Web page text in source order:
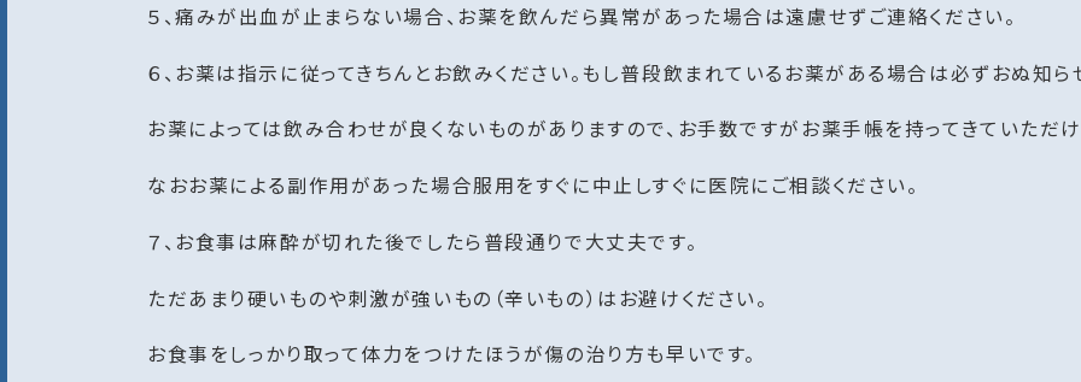
５、痛みが出血が止まらない場合、お薬を飲んだら異常があった場合は遠慮せずご連絡ください。
６、お薬は指示に従ってきちんとお飲みください。もし普段飲まれているお薬がある場合は必ずおぬ知ら
お薬によっては飲み合わせが良くないものがありますので、お手数ですがお薬手帳を持ってきていただけ
なおお薬による副作用があった場合服用をすぐに中止しすぐに医院にご相談ください。
７、お食事は麻酔が切れた後でしたら普段通りで大丈夫です。
ただあまり硬いものや刺激が強いもの（辛いもの）はお避けください。
お食事をしっかり取って体力をつけたほうが傷の治り方も早いです。